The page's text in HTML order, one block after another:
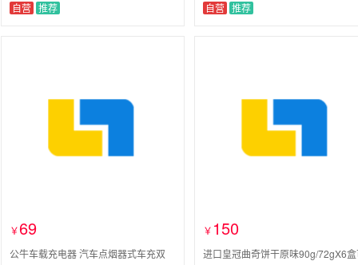
自营 推荐
自营 推荐
￥69
公牛车载充电器 汽车点烟器式车充双
￥ 150
进口皇冠曲奇饼干原味90g/72gX6